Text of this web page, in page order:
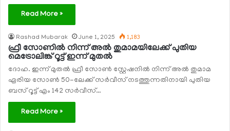
Read More »
Rashad Mubarak June 1, 2025 1,183
ഫ്രീ സോണില്‍ നിന്ന് അല്‍ തുമാമയിലേക്ക് പുതിയ
മെട്രോലിങ്ക് റൂട്ട് ഇന്ന് മുതല്‍
ദോഹ. ഇന്ന് മുതല്‍ ഫ്രീ സോണ്‍ സ്റ്റേഷനില്‍ നിന്ന് അല്‍ തുമാമ
ഏരിയ സോണ്‍ 50-ലേക്ക് സര്‍വീസ് നടത്തുന്നതിനായി പുതിയ
ബസ് റൂട്ട് എം 142 സര്‍വീസ്…
Read More »